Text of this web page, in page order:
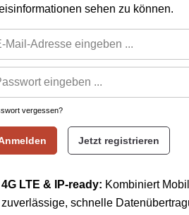
sehen zu können.
vergessen?
Jetzt registrieren
4G LTE & IP-ready: Kombiniert
zuverlässige, schnelle